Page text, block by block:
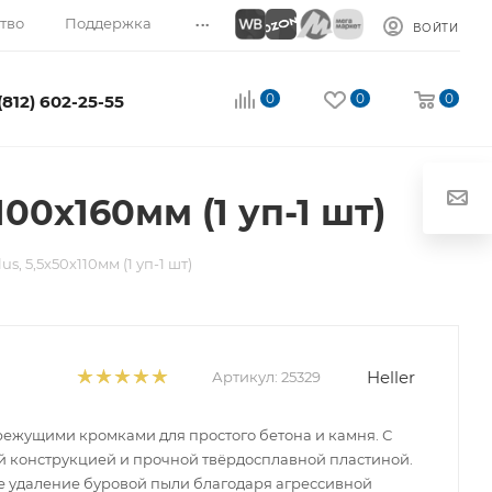
Поддержка ... ВОЙТИ
602-25-55 0 0 0
(1 уп-1 шт)
5,5х50х110мм (1 уп-1 шт)
Артикул: 25329 Heller
кромками для простого бетона и камня. С
конструкцией и прочной твёрдосплавной пластиной.
удаление буровой пыли благодаря агрессивной